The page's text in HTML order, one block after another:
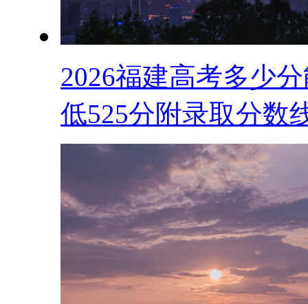
2026福建高考多少
低525分附录取分数